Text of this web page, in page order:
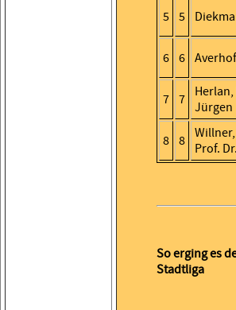
5 5
6 6
7 7 Jürgen
8 8
Prof. Dr.
So erging es
Stadtliga